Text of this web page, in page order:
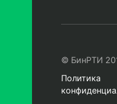
© БинРТИ
Политика